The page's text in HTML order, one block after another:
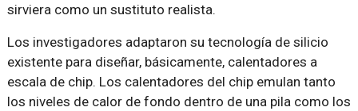
sirviera como un sustituto realista.
Los investigadores adaptaron su tecnología de silicio
existente para diseñar, básicamente, calentadores a
escala de chip. Los calentadores del chip emulan tanto
los niveles de calor de fondo dentro de una pila como los